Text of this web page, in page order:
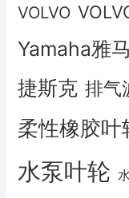
VOLVO
Yamaha雅
捷斯克 排气
柔性橡胶叶
水泵叶轮